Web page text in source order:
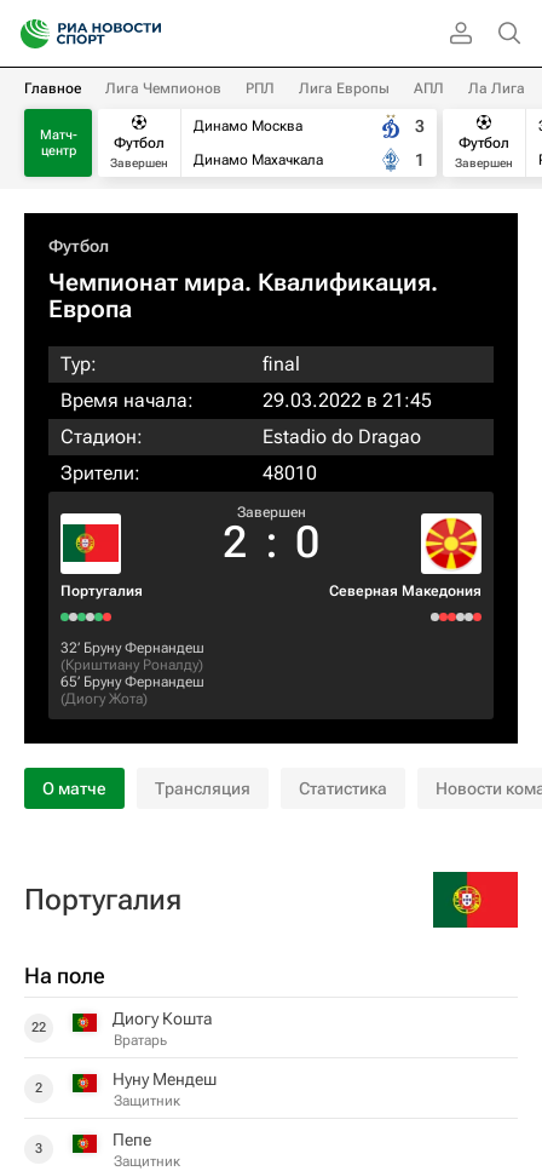
Главное Лига Чемпионов РПЛ Лига Европы АПЛ Ла Лига
Матч-
центр
Футбол
Завершен
Динамо Москва
Динамо Махачкала
3
1
Футбол
Завершен
Футбол
Чемпионат мира. Квалификация.
Европа
Тур:
final
Время начала:
29.03.2022 в 21:45
Стадион:
Estadio do Dragao
Зрители:
48010
Португалия
Завершен
2 : 0
Северная Македония
32‎’‎ Бруну Фернандеш
(Криштиану Роналду)
65‎’‎ Бруну Фернандеш
(Диогу Жота)
О матче Трансляция Статистика Новости
Португалия
На поле
22 Диогу Кошта
Вратарь
2 Нуну Мендеш
Защитник
3 Пепе
Защитник